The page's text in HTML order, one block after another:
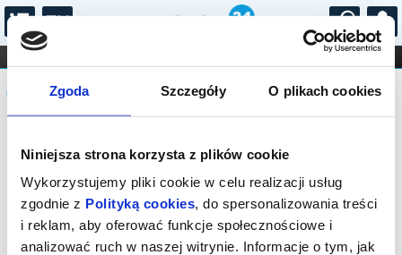
Zgoda Szczegóły O plikach cookies
Niniejsza strona korzysta z plików cookie
Wykorzystujemy pliki cookie w celu realizacji usług
zgodnie z Polityką cookies, do spersonalizowania treści
i reklam, aby oferować funkcje społecznościowe i
analizować ruch w naszej witrynie. Informacje o tym, jak
...
FILHARMONIA OPERA I BALET
STAND-UP
DLA DZIECI
Komunikat
Sprzedaż on-line została zakończona,
sprawdź dostępność biletów w kasie.